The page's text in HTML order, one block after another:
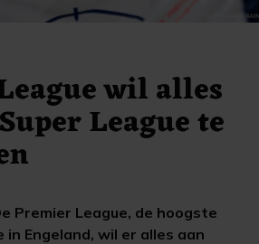
wil alles
League te
Premier League, de hoogste
Engeland, wil er alles aan